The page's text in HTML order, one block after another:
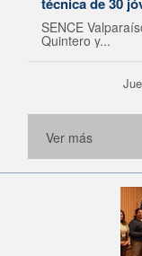
SENCE
Quintero y...
Ver más